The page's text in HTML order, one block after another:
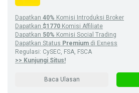
Dapatkan 40% Komisi Introduksi Broker
Dapatkan $1770 Komisi Affiliate
Dapatkan 50% Komisi Social Trading
Dapatkan Status Premium di Exness
Regulasi: CySEC, FSA, FSCA
>> Kunjungi Situs!
Baca Ulasan